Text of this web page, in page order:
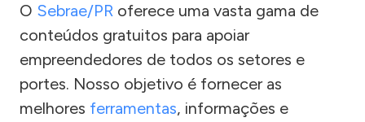
O Sebrae/PR oferece uma vasta gama de
conteúdos gratuitos para apoiar
empreendedores de todos os setores e
portes. Nosso objetivo é fornecer as
melhores ferramentas, informações e